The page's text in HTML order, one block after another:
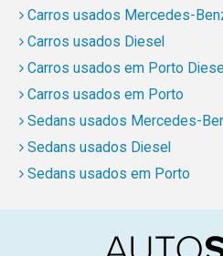
Carros usados Mercedes-
Carros usados Diesel
Carros usados em Porto Diesel
Carros usados em Porto
Sedans usados Mercedes-
Sedans usados Diesel
Sedans usados em Porto